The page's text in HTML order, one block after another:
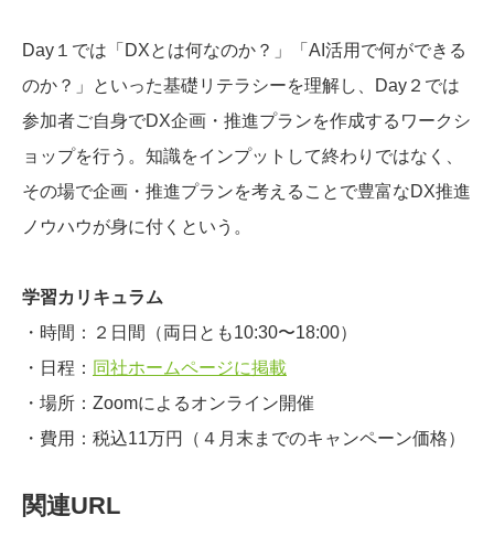
Day１では「DXとは何なのか？」「AI活用で何ができる
のか？」といった基礎リテラシーを理解し、Day２では
参加者ご自身でDX企画・推進プランを作成するワークシ
ョップを行う。知識をインプットして終わりではなく、
その場で企画・推進プランを考えることで豊富なDX推進
ノウハウが身に付くという。
学習カリキュラム
・時間：２日間（両日とも10:30〜18:00）
・日程： 同社ホームページに掲載
・場所：Zoomによるオンライン開催
・費用：税込11万円（４月末までのキャンペーン価格）
関連URL